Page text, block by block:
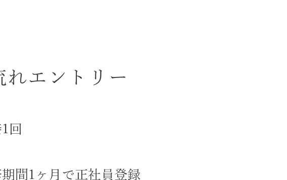
れエントリー
回
間1ヶ月で正社員登録